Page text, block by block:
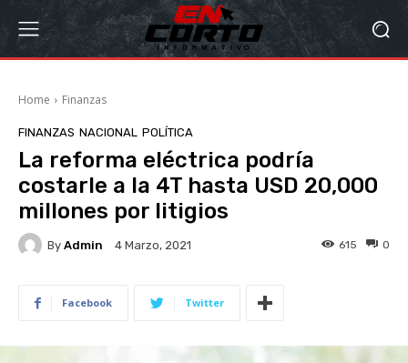
Home Finanzas
FINANZAS NACIONAL POLÍTICA
La reforma eléctrica podría
costarle a la 4T hasta USD 20,000
millones por litigios
By Admin 4 Marzo, 2021 0
615
Facebook Twitter